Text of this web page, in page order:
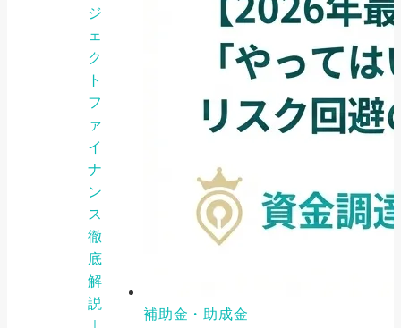
ジ
ェ
ク
ト
フ
ァ
イ
ナ
ン
ス
徹
底
解
説
補助金・助成金